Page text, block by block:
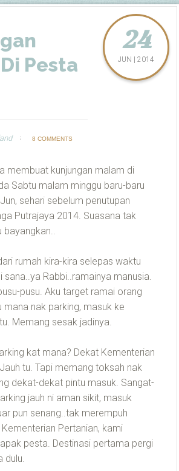
Pesta
24
JUN | 2014
8 COMMENTS
membuat kunjungan malam di
Sabtu malam minggu baru-baru
sehari sebelum penutupan
Putrajaya 2014. Suasana tak
bayangkan..
rumah kira-kira selepas waktu
sana..ya Rabbi..ramainya manusia.
pusu. Aku target ramai orang
mana nak parking, masuk ke
Memang sesak jadinya.
kat mana? Dekat Kementerian
tu. Tapi memang toksah nak
dekat-dekat pintu masuk. Sangat-
jauh ni aman sikit, masuk
pun senang..tak merempuh
Pertanian, kami
pesta. Destinasi pertama pergi
dulu.